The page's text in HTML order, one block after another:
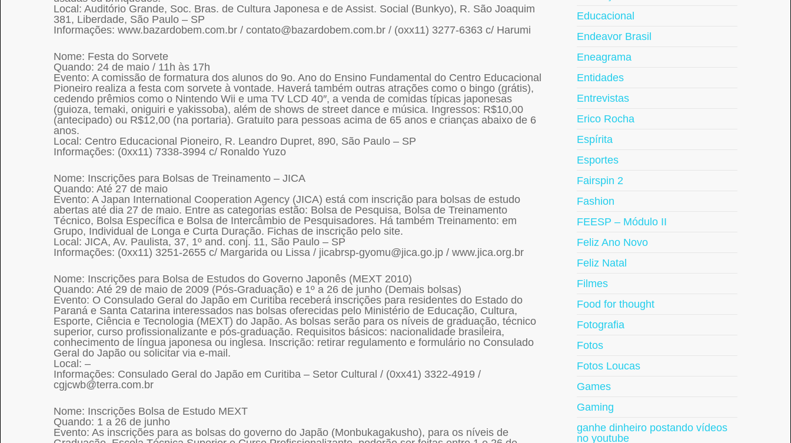
Local: Auditório Grande, Soc. Bras. de Cultura Japonesa e de Assist. Social (Bunkyo), R. São Joaquim
381, Liberdade, São Paulo – SP
Informações: www.bazardobem.com.br / contato@bazardobem.com.br / (oxx11) 3277-6363 c/ Harumi
Nome: Festa do Sorvete
Quando: 24 de maio / 11h às 17h
Evento: A comissão de formatura dos alunos do 9o. Ano do Ensino Fundamental do Centro Educacional
Pioneiro realiza a festa com sorvete à vontade. Haverá também outras atrações como o bingo (grátis),
cedendo prêmios como o Nintendo Wii e uma TV LCD 40″, a venda de comidas típicas japonesas
(guioza, temaki, oniguiri e yakissoba), além de shows de street dance e música. Ingressos: R$10,00
(antecipado) ou R$12,00 (na portaria). Gratuito para pessoas acima de 65 anos e crianças abaixo de 6
anos.
Local: Centro Educacional Pioneiro, R. Leandro Dupret, 890, São Paulo – SP
Informações: (0xx11) 7338-3994 c/ Ronaldo Yuzo
Nome: Inscrições para Bolsas de Treinamento – JICA
Quando: Até 27 de maio
Evento: A Japan International Cooperation Agency (JICA) está com inscrição para bolsas de estudo
abertas até dia 27 de maio. Entre as categorias estão: Bolsa de Pesquisa, Bolsa de Treinamento
Técnico, Bolsa Específica e Bolsa de Intercâmbio de Pesquisadores. Há também Treinamento: em
Grupo, Individual de Longa e Curta Duração. Fichas de inscrição pelo site.
Local: JICA, Av. Paulista, 37, 1º and. conj. 11, São Paulo – SP
Informações: (0xx11) 3251-2655 c/ Margarida ou Lissa / jicabrsp-gyomu@jica.go.jp / www.jica.org.br
Nome: Inscrições para Bolsa de Estudos do Governo Japonês (MEXT 2010)
Quando: Até 29 de maio de 2009 (Pós-Graduação) e 1º a 26 de junho (Demais bolsas)
Evento: O Consulado Geral do Japão em Curitiba receberá inscrições para residentes do Estado do
Paraná e Santa Catarina interessados nas bolsas oferecidas pelo Ministério de Educação, Cultura,
Esporte, Ciência e Tecnologia (MEXT) do Japão. As bolsas serão para os níveis de graduação, técnico
superior, curso profissionalizante e pós-graduação. Requisitos básicos: nacionalidade brasileira,
conhecimento de língua japonesa ou inglesa. Inscrição: retirar regulamento e formulário no Consulado
Geral do Japão ou solicitar via e-mail.
Local: –
Informações: Consulado Geral do Japão em Curitiba – Setor Cultural / (0xx41) 3322-4919 /
cgjcwb@terra.com.br
Nome: Inscrições Bolsa de Estudo MEXT
Quando: 1 a 26 de junho
Evento: As inscrições para as bolsas do governo do Japão (Monbukagakusho), para os níveis de
Educacional
Endeavor Brasil
Eneagrama
Entidades
Entrevistas
Erico Rocha
Espírita
Esportes
Fairspin 2
Fashion
FEESP – Módulo II
Feliz Ano Novo
Feliz Natal
Filmes
Food for thought
Fotografia
Fotos
Fotos Loucas
Games
Gaming
ganhe dinheiro postando vídeos
no youtube